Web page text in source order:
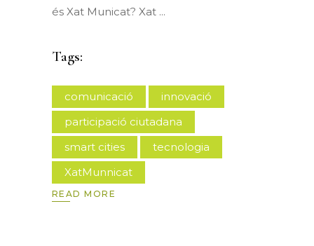
és Xat Municat? Xat
Tags:
comunicació
innovació
participació ciutadana
smart cities
tecnologia
XatMunnicat
READ MORE